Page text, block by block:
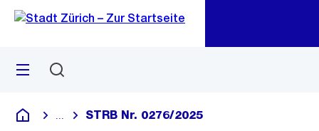
Navigation
Sprunglink
Menü
Deutsch
Blende alle Breadcrumbs ein
STRB Nr. 0276/2025